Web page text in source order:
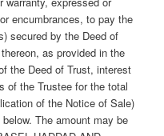
encumbrances, to pay the
secured by the Deed of
as provided in the
the Deed of Trust, interest
of the Trustee for the total
of the Notice of Sale)
The amount may be